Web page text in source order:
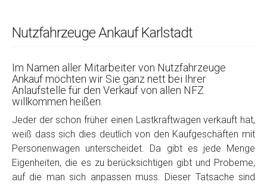
Nutzfahrzeuge Ankauf Karlstadt
Im Namen aller Mitarbeiter von Nutzfahrzeuge
Ankauf möchten wir Sie ganz nett bei Ihrer
Anlaufstelle für den Verkauf von allen NFZ
willkommen heißen.
Jeder der schon früher einen Lastkraftwagen verkauft hat,
weiß dass sich dies deutlich von den Kaufgeschäften mit
Personenwagen unterscheidet. Da gibt es jede Menge
Eigenheiten, die es zu berücksichtigen gibt und Probeme,
auf die man sich anpassen muss. Dieser Tatsache sind